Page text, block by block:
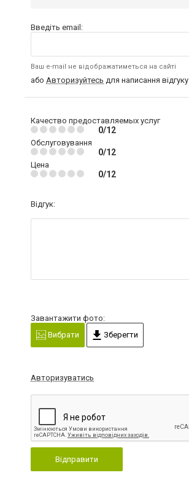
Введіть email:
Ваш e-mail не відображатиметься на сайті
або Авторизуйтесь для написання відгуку
Качество предоставляемых услуг
0/12
Обслуговування
0/12
Цена
0/12
Відгук:
Завантажити фото:
Вибрати
Зберегти
Авторизуватись
Відправити